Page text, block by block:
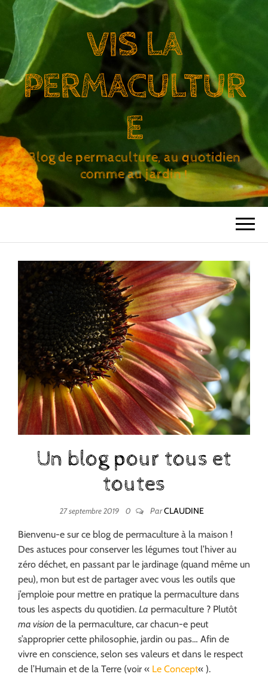
VIS LA
PERMACULTUR
E
Blog de permaculture, au quotidien
comme au jardin !
Un blog pour tous et
toutes
27 septembre 2019 0 ParCLAUDINE
Bienvenu-e sur ce blog de permaculture à la maison !
Des astuces pour conserver les légumes tout l’hiver au
zéro déchet, en passant par le jardinage (quand même un
peu), mon but est de partager avec vous les outils que
j’emploie pour mettre en pratique la permaculture dans
tous les aspects du quotidien. La permaculture ? Plutôt
ma vision de la permaculture, car chacun-e peut
s’approprier cette philosophie, jardin ou pas… Afin de
vivre en conscience, selon ses valeurs et dans le respect
de l’Humain et de la Terre (voir « Le Concept« ).